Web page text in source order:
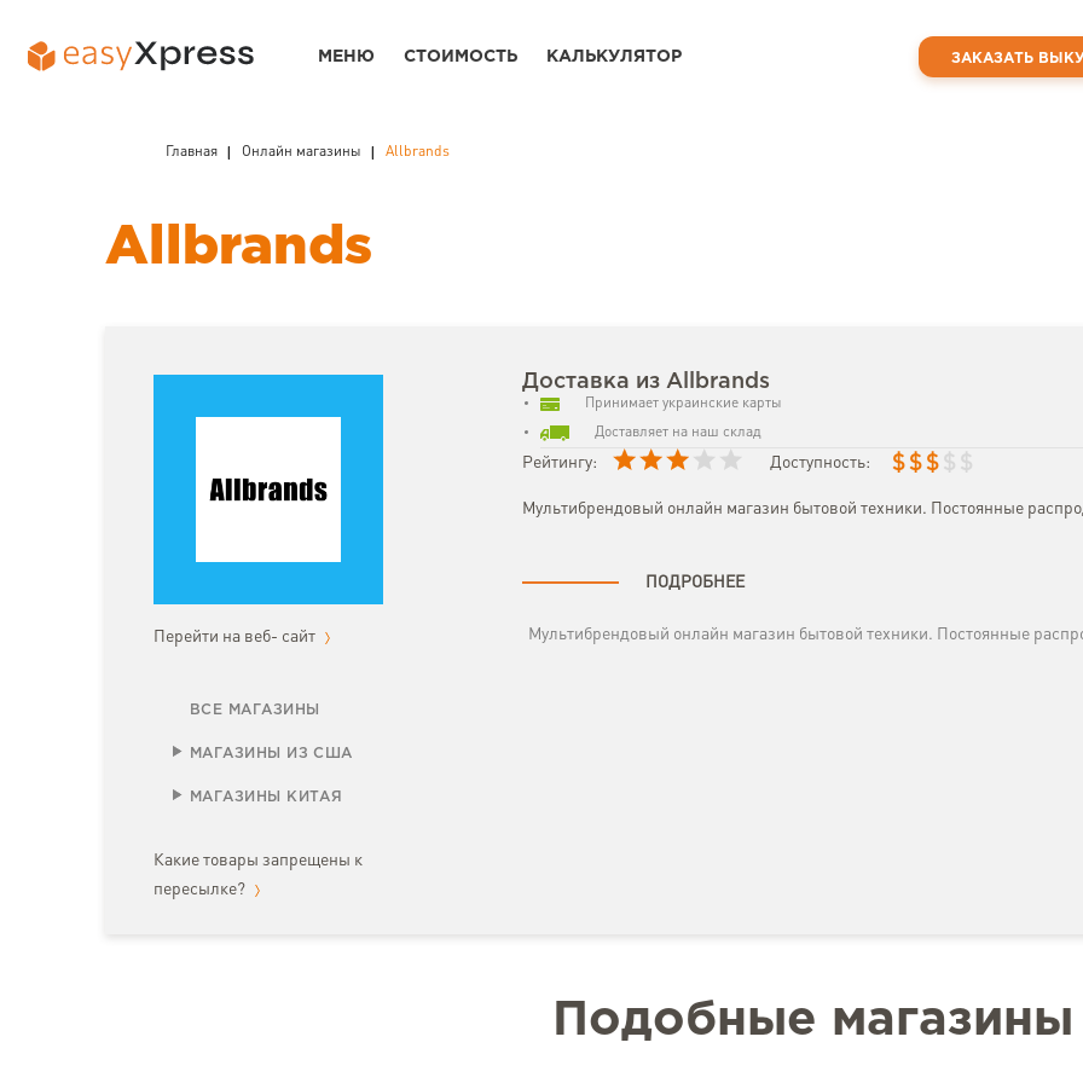
Allbrands
Главная Онлайн магазины Allbrands
Перейти на веб- сайт
ВСЕ МАГАЗИНЫ
МАГАЗИНЫ ИЗ США
МАГАЗИНЫ КИТАЯ
Какие товары запрещены к
пересылке?
Доставка из Allbrands
Принимает украинские карты
Доставляет на наш склад
Рейтингу: Доступность: $ $ $ $ $
Мультибрендовый онлайн магазин бытовой техники. Постоянные
ПОДРОБНЕЕ
Мультибрендовый онлайн магазин бытовой техники. Постоянные
Подобные магазины
МЕНЮ СТОИМОСТЬ КАЛЬКУЛЯТОР ЗАКАЗАТЬ